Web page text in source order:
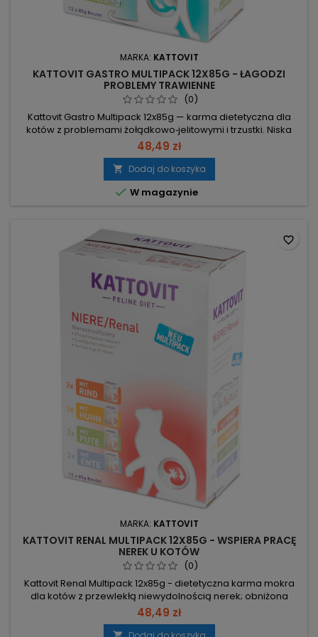
MARKA: KATTOVIT
KATTOVIT GASTRO MULTIPACK 12X85G - ŁAGODZI
PROBLEMY TRAWIENNE
(0)
Kattovit Gastro Multipack 12x85g — karma dietetyczna dla
kotów z problemami żołądkowo‑jelitowymi i trzustki. Niska
zawartość tłuszczu i podwyższona zawartość elektrolitów w
łatwostrawnej formule. 12×85 g — multipack, 4 smaki: łosoś,
kurczak, kaczka, indyk. Tłuszcz 5% — niska zawartość tłuszczu
dla łatwiejszego trawienia. Wilgotność 80% / 91 kcal/100g —...
48,49 zł
 Dodaj do koszyka
 W magazynie
MARKA: KATTOVIT
KATTOVIT RENAL MULTIPACK 12X85G - WSPIERA PRACĘ
NEREK U KOTÓW
(0)
Kattovit Renal Multipack 12x85g - dietetyczna karma mokra
dla kotów z przewlekłą niewydolnością nerek; obniżona
zawartość białka i fosforu, z cytrynianem potasu
alkalizującym mocz. 12x85 g, 4 smaki: wołowina, kurczak,
48,49 zł
favorite_border